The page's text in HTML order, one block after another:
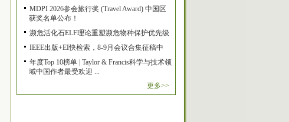
MDPI 2026参会旅行奖 (Travel Award) 中国区
获奖名单公布！
濒危活化石ELF理论重塑濒危物种保护优先级
IEEE出版+EI快检索，8-9月会议合集征稿中
年度Top 10榜单 | Taylor & Francis科学与技术领
域中国作者最受欢迎 ...
更多>>